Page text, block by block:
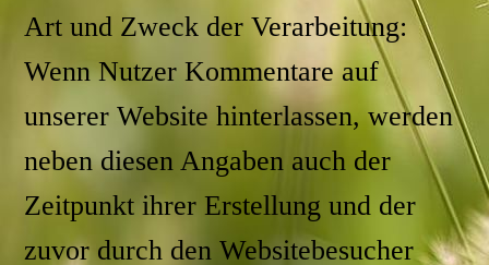
Art und Zweck der Verarbeitung:
Wenn Nutzer Kommentare auf
unserer Website hinterlassen, werden
neben diesen Angaben auch der
Zeitpunkt ihrer Erstellung und der
zuvor durch den Websitebesucher